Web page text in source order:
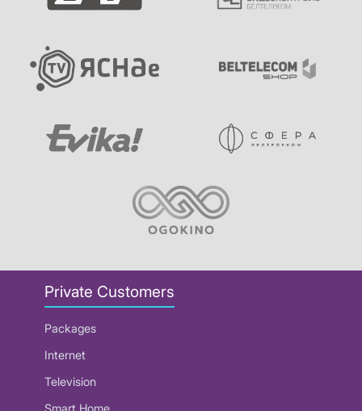
Private Customers
Packages
Internet
Television
Smart Home